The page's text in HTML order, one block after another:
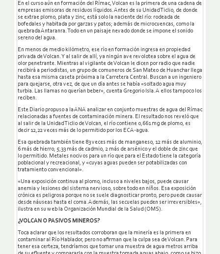
En el curso aún en formación del Rímac, Volcan es la primera de una cadena de
empresas emisoras de residuos líquidos. Antes de su Unidad Ticlio, de donde
se extrae plomo, plata y zinc, está solo la naciente del río: rodeada de
bofedales y habitada por garzas y patos; además de microcuencas, como la
quebrada Antaranra. Todo en un paisaje nevado donde se impone el sonido
sereno del agua.
En menos de medio kilómetro, ese río en formación ingresa en propiedad
privada de Volcan. Y al salir de allí, ya ningún ave revolotea sobre el agua de
olor penetrante. Mientras al vigilante de Volcan le dicen por radio que nadie
recibirá a periodistas, un grupo de comuneros de San Mateo de Huanchar llega
hasta esa misma caseta próxima a la Carretera Central. Buscan a un ingeniero
para quejarse, otra vez, de que un día antes se había «soltado agua muy
turbia. Las llamas no querían beber», cuenta Gregorio Isla. A ellos tampoco los
reciben.
Este Diario propuso a la ANA analizar en conjunto muestras de agua del Rímac
relacionadas a fuentes de contaminación minera. El resultado nos reveló que
al salir de la Unidad Ticlio de Volcan, el río contiene 0,661 mg de plomo, es
decir 12,22 veces más de lo permitido por los ECA-agua.
Esa quebrada también tiene 83 veces más de manganeso, 12 más de aluminio,
6 más de hierro, 5,33 más de cadmio, 2 más de arsénico y el doble de zinc que
lo permitido. Metales nocivos para un río que para el Estado tiene la categoría
poblacional y recreacional, y «cuyas aguas pueden ser potabilizadas con
tratamiento convencional».
«Una exposición continua al plomo, incluso a niveles bajos, puede causar
anemia y lesiones del sistema nervioso, sobre todo en niños. Esa exposición
crónica es peligrosa porque no se suele diagnosticar pronto, pero puede causar
desde náuseas hasta el coma. Además, las secuelas pueden ser irreversibles»,
ilustra en su web la Organización Mundial de la Salud (OMS).
¿VOLCAN O PASIVOS MINEROS?
Toca aclarar que los resultados corroboran que la minería es la primera en
contaminar al Río Hablador, pero no afirman que la culpa sea de Volcan. Para
tener esa certeza, tendríamos que tomar una muestra de agua metros arriba